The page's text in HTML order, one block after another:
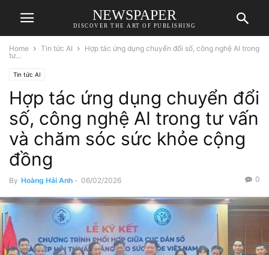
NEWSPAPER
DISCOVER THE ART OF PUBLISHING
Home Tin tức AI
Hợp tác ứng dụng chuyển đổi số, công nghệ AI trong
tư...
Tin tức AI
Hợp tác ứng dụng chuyển đổi
số, công nghệ AI trong tư vấn
và chăm sóc sức khỏe cộng
đồng
By Hoàng Hải Anh - 06/02/2026 0